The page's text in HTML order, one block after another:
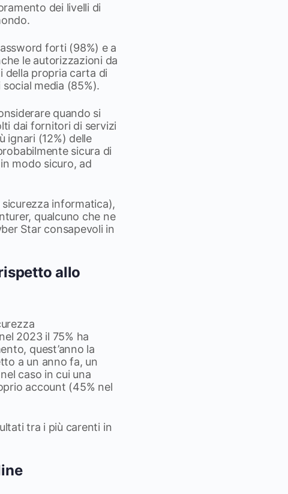
dei livelli di
forti (98%) e a
le autorizzazioni da
della propria carta di
media (85%).
quando si
dai fornitori di servizi
ignari (12%) delle
sicura di
modo sicuro, ad
sicurezza informatica),
qualcuno che ne
Star consapevoli in
allo
2023 il 75% ha
quest’anno la
a un anno fa, un
caso in cui una
account (45% nel
tra i più carenti in